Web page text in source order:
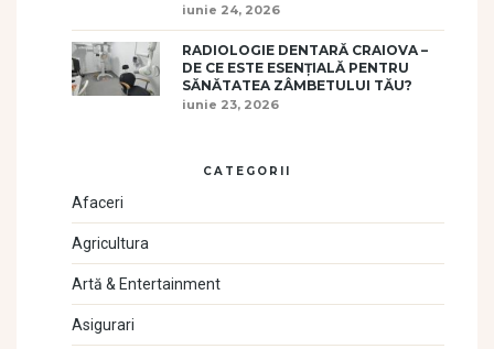
iunie 24, 2026
RADIOLOGIE DENTARĂ CRAIOVA –
DE CE ESTE ESENȚIALĂ PENTRU
SĂNĂTATEA ZÂMBETULUI TĂU?
iunie 23, 2026
CATEGORII
Afaceri
Agricultura
Artă & Entertainment
Asigurari